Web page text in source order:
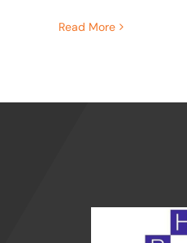
Read More